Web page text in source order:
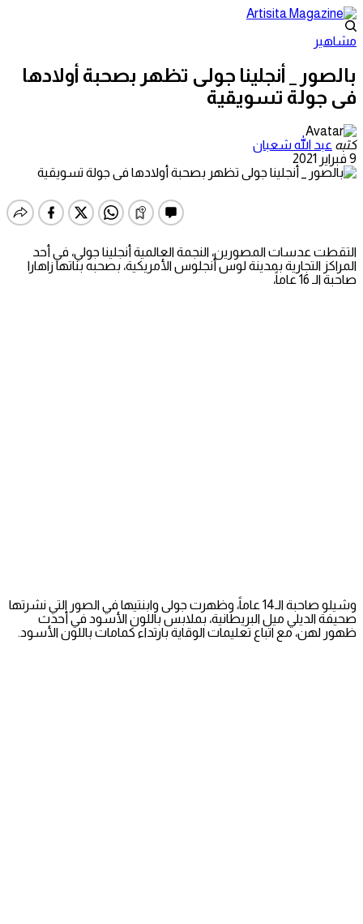
مشاهير
بالصور _ أنجلينا جولى تظهر بصحبة أولادها
فى جولة تسويقية
كتبه عبد الله شعبان
9 فبراير 2021
التقطت عدسات المصورين، النجمة العالمية أنجلينا جولي، في أحد
المراكز التجارية بمدينة لوس أنجلوس الأمريكية، بصحبه بناتها زاهارا
صاحبة الـ 16 عاماً،
وشيلو صاحبة الـ14 عاماً، وظهرت جولى وابنتيها في الصور التي نشرتها
صحيفة الديلي ميل البريطانية، بملابس باللون الأسود في أحدث
ظهور لهن، مع اتباع تعليمات الوقاية بارتداء كمامات باللون الأسود.